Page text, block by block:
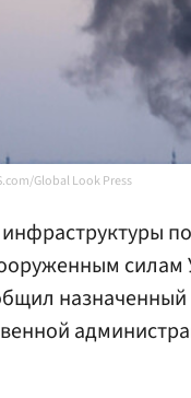
Global Look Press
силам